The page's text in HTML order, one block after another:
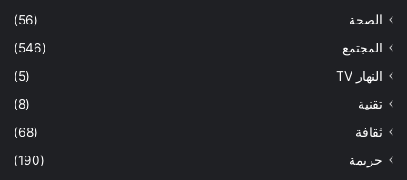
الصحة
(56)
المجتمع
(546)
النهار TV
(5)
تقنية
(8)
ثقافة
(68)
جريمة
(190)